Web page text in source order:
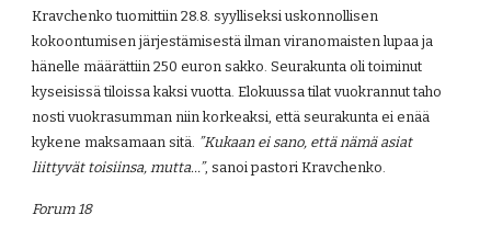
Kravchenko tuomittiin 28.8. syylliseksi uskonnollisen
kokoontumisen järjestämisestä ilman viranomaisten lupaa ja
hänelle määrättiin 250 euron sakko. Seurakunta oli toiminut
kyseisissä tiloissa kaksi vuotta. Elokuussa tilat vuokrannut taho
nosti vuokrasumman niin korkeaksi, että seurakunta ei enää
kykene maksamaan sitä. ”Kukaan ei sano, että nämä asiat
liittyvät toisiinsa, mutta…”, sanoi pastori Kravchenko.
Forum 18